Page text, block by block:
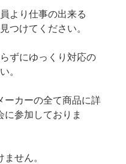
より仕事の出来る
つけてください。
ずにゆっくり対応の
。
ーカーの全て商品に詳
参加しておりま
せん。